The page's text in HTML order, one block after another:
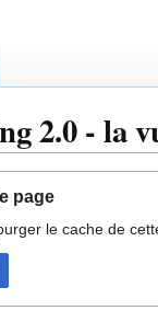
2.0 - la
page
le cache de